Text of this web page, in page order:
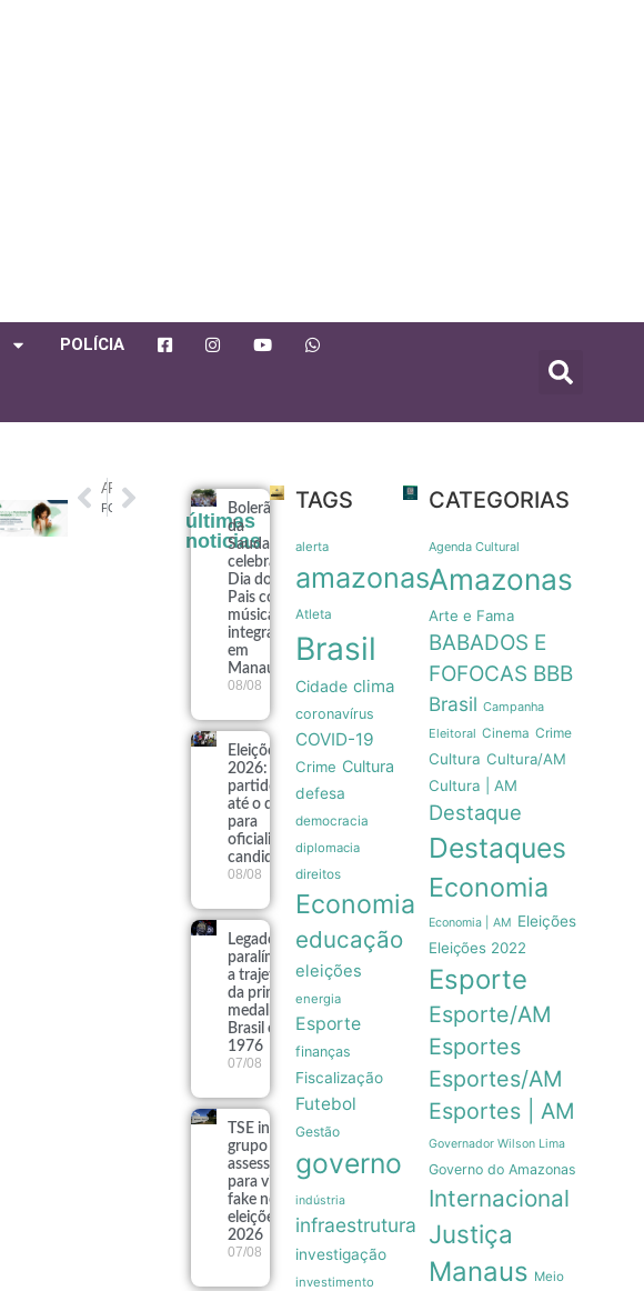
POLÍCIA
ANTERIOR
Prefeitura de Manaus lança campanha ‘Junho Violeta’
PRÓXIMO
Corpo encontrado em Ilhabela é de homem desaparecido, diz Marinha
últimas
noticias
Bolerão
da
Saudade
celebra
Dia dos
Pais com
música e
integração
em
Manaus
08/08
Eleições
2026:
partidos têm
até o dia 15
para
oficializar
candidaturas
08/08
Legado
paralímpico:
a trajetória
da primeira
medalha do
Brasil em
1976
07/08
TSE institui
grupo de
assessoramento
para vigiar IA e
fake news nas
eleições de
2026
07/08
TAGS
alerta
amazonas
Atleta
Brasil
Cidade clima
coronavírus
COVID-19
Crime Cultura
defesa
democracia
diplomacia
direitos
Economia
educação
eleições
energia
Esporte
finanças
Fiscalização
Futebol
Gestão
governo
indústria
infraestrutura
investigação
investimento
CATEGORIAS
Agenda Cultural
Amazonas
Arte e Fama
BABADOS E
FOFOCAS BBB
Brasil Campanha
Eleitoral Cinema Crime
Cultura Cultura/AM
Cultura | AM
Destaque
Destaques
Economia
Economia | AM Eleições
Eleições 2022
Esporte
Esporte/AM
Esportes
Esportes/AM
Esportes | AM
Governador Wilson Lima
Governo do Amazonas
Internacional
Justiça
Manaus Meio